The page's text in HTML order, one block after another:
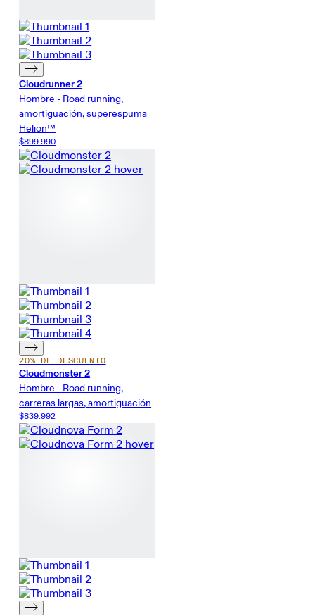
Cloudrunner 2
Hombre - Road running,
amortiguación, superespuma
Helion™
$899.990
20% DE DESCUENTO
Cloudmonster 2
Hombre - Road running,
carreras largas, amortiguación
$839.992